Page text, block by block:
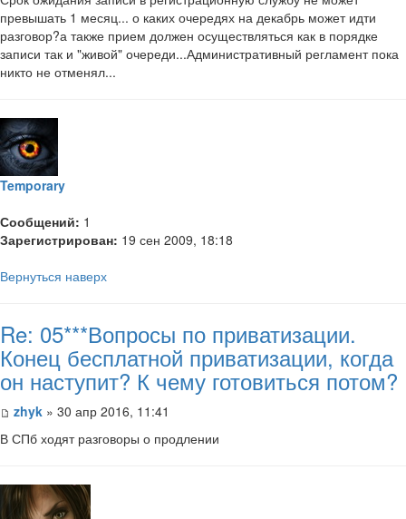
превышать 1 месяц... о каких очередях на декабрь может идти
разговор?а также прием должен осуществляться как в порядке
записи так и "живой" очереди...Административный регламент пока
никто не отменял...
Temporary
Сообщений: 1
Зарегистрирован: 19 сен 2009, 18:18
Вернуться наверх
Re: 05***Вопросы по приватизации.
Конец бесплатной приватизации, когда
он наступит? К чему готовиться потом?
zhyk » 30 апр 2016, 11:41
В СПб ходят разговоры о продлении